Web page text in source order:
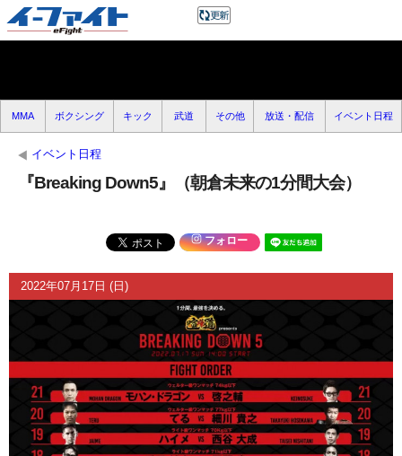
MMA ボクシング キック 武道 その他 放送・配信 イベント日程
イベント日程
『Breaking Down5』（朝倉未来の1分間大会）
フォロー
2022年07月17日 (日)